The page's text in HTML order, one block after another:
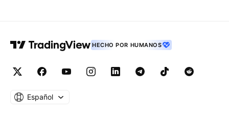
HECHO POR HUMANOS
Español